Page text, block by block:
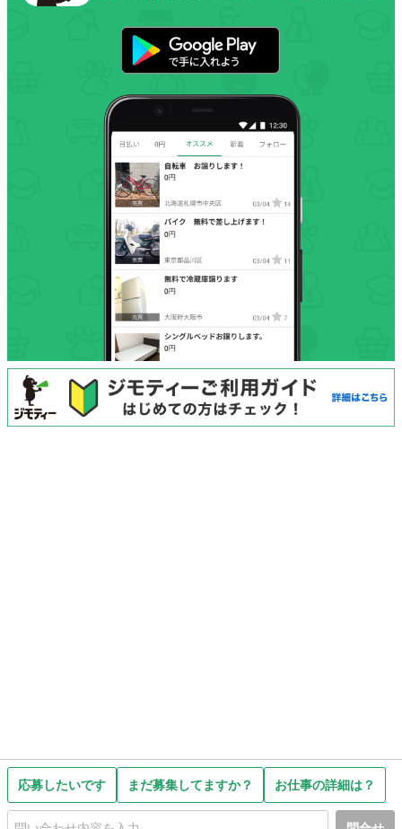
応募したいです まだ募集してますか？ お仕事の詳細は？